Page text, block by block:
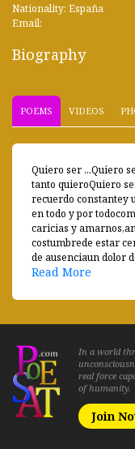
Nationality: España
Email:
Biography
POEMS VIDEOS
Quiero ser ...Quiero
tanto quieroQuiero
recuerdo constantey
en todo y por
caricias y
costumbrede estar
de ausenciaun dolor
Read More
In a world
real force
of humanity.
Join